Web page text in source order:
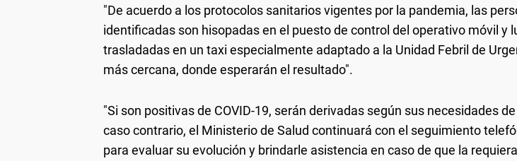
"De acuerdo a los protocolos sanitarios vigentes por la pandemia, las
identificadas son hisopadas en el puesto de control del operativo móvil y
trasladadas en un taxi especialmente adaptado a la Unidad Febril de
más cercana, donde esperarán el resultado".
"Si son positivas de COVID-19, serán derivadas según sus necesidades
caso contrario, el Ministerio de Salud continuará con el seguimiento
para evaluar su evolución y brindarle asistencia en caso de que la